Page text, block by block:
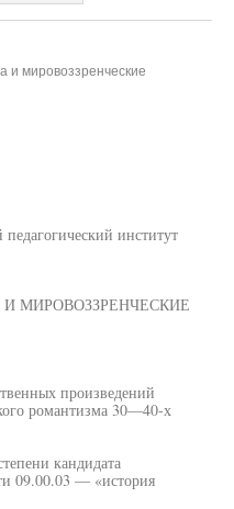
мировоззренческие
институт
МИРОВОЗЗРЕНЧЕСКИЕ
произведений
романтизма 30—40-х
кандидата
09.00.03 — «история